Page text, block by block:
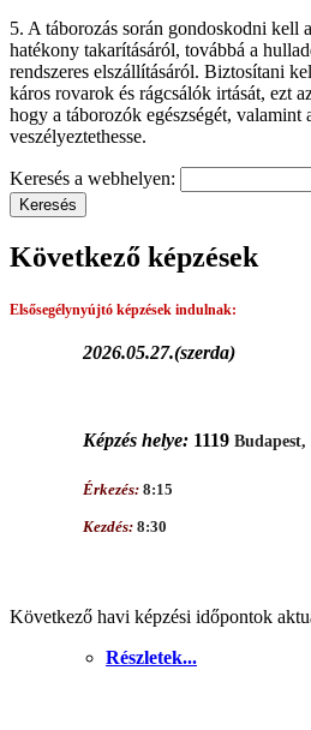
5. A táborozás során gondoskodni kell
hatékony takarításáról, továbbá a
rendszeres elszállításáról. Biztosítani
káros rovarok és rágcsálók irtását, ezt
hogy a táborozók egészségét,
veszélyeztethesse.
Keresés a webhelyen:
Következő képzések
Elsősegélynyújtó képzések indulnak:
2026.05.27.(szerda)
Képzés helye: 1119
Érkezés:8:15
Kezdés: 8:30
Következő havi képzési időpontok
Részletek...